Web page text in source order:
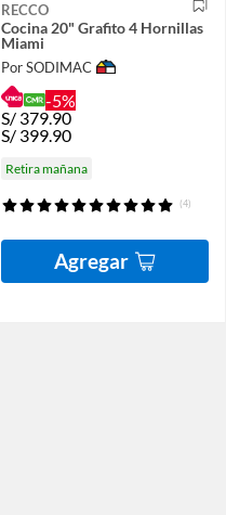
RECCO
Cocina 20" Grafito 4 Hornillas
Miami
Por SODIMAC
-5%
S/ 379.90
S/ 399.90
Retira mañana
(4)
Agregar